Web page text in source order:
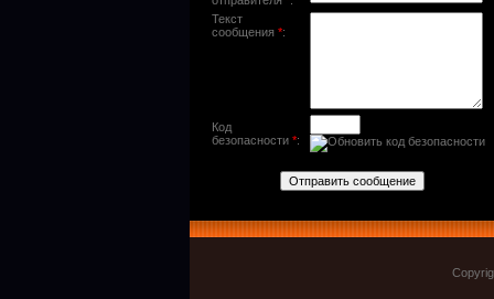
Текст
сообщения *:
Код
безопасности *: